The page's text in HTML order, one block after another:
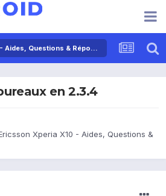
Sony Ericsson Xperia X10 - Aides, Questions & Réponses
en 2.3.4
Xperia X10 - Aides, Questions &